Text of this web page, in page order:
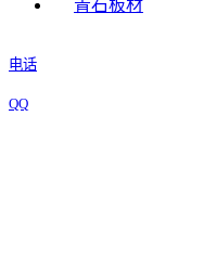
青石板材
电话
QQ